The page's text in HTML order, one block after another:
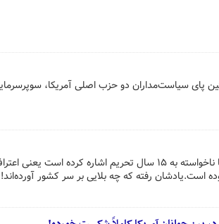
پای سیاست‌مداران دو حزب اصلی آمریکا،
روزنامه اصلاحاتچی هم خواسته یا ناخواسته به ۱۵ سال تحریم